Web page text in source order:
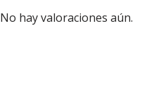
No hay valoraciones aún.